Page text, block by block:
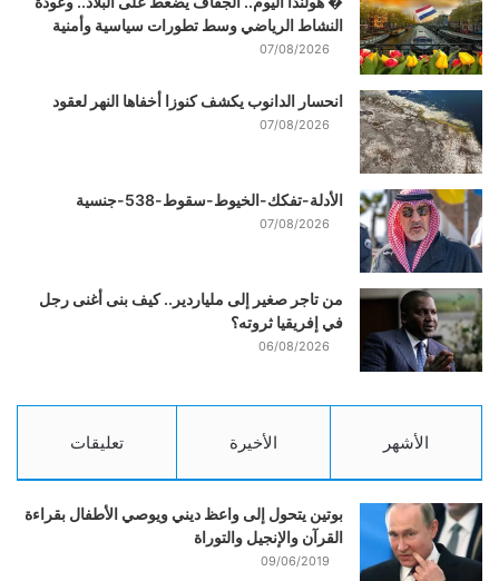
النشاط الرياضي وسط تطورات سياسية وأمنية
07/08/2026
انحسار الدانوب يكشف كنوزا أخفاها النهر لعقود
07/08/2026
الأدلة-تفكك-الخيوط-سقوط-538-جنسية
07/08/2026
من تاجر صغير إلى ملياردير.. كيف بنى أغنى رجل
في إفريقيا ثروته؟
06/08/2026
الأشهر الأخيرة تعليقات
بوتين يتحول إلى واعظ ديني ويوصي الأطفال بقراءة
القرآن والإنجيل والتوراة
09/06/2019